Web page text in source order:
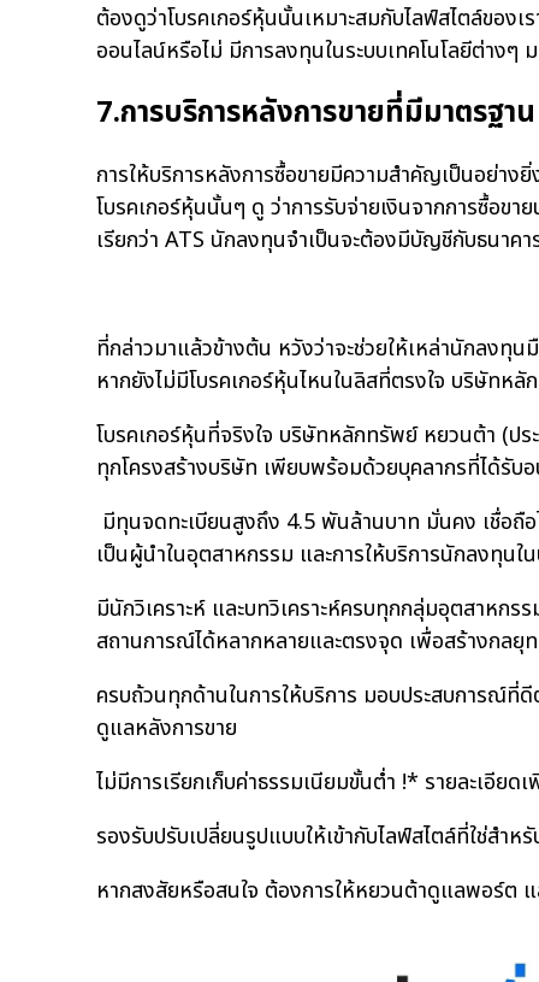
ต้องดูว่าโบรคเกอร์หุ้นนั้นเหมาะสมกับไลฟ์สไตล์ของ
ออนไลน์หรือไม่ มีการลงทุนในระบบเทคโนโลยีต่างๆ
7.การบริการหลังการขายที่มีมาตรฐาน
การให้บริการหลังการซื้อขายมีความสำคัญเป็นอย่า
โบรคเกอร์หุ้นนั้นๆ ดู ว่าการรับจ่ายเงินจากการซื้อข
เรียกว่า ATS นักลงทุนจำเป็นจะต้องมีบัญชีกับธนาค
ที่กล่าวมาแล้วข้างต้น หวังว่าจะช่วยให้เหล่านักลงทุ
หากยังไม่มีโบรคเกอร์หุ้นไหนในลิสที่ตรงใจ บริษัทห
โบรคเกอร์หุ้นที่จริงใจ บริษัทหลักทรัพย์ หยวนต้า (ป
ทุกโครงสร้างบริษัท เพียบพร้อมด้วยบุคลากรที่ได้รั
มีทุนจดทะเบียนสูงถึง 4.5 พันล้านบาท มั่นคง เชื่อถื
เป็นผู้นำในอุตสาหกรรม และการให้บริการนักลงทุนใ
มีนักวิเคราะห์ และบทวิเคราะห์ครบทุกกลุ่มอุตสาหกร
สถานการณ์ได้หลากหลายและตรงจุด เพื่อสร้างกลยุ
ครบถ้วนทุกด้านในการให้บริการ มอบประสบการณ์ที่
ดูแลหลังการขาย
ไม่มีการเรียกเก็บค่าธรรมเนียมขั้นต่ำ !* รายละเอียด
รองรับปรับเปลี่ยนรูปแบบให้เข้ากับไลฟ์สไตล์ที่ใช่สำ
หากสงสัยหรือสนใจ ต้องการให้หยวนต้าดูแลพอร์ต